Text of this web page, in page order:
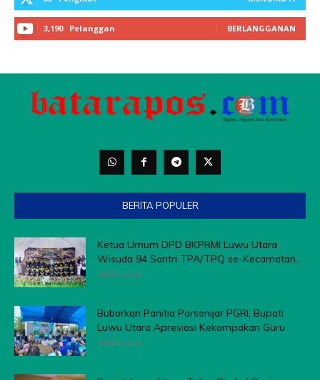
BERITA POPULER
Ketua Umum DPD BKPRMI Luwu Utara
Wisuda 94 Santri TPA/TPQ se-Kecamatan...
03/08/2026
Bubarkan Panitia Porsenijar PGRI, Bupati
Luwu Utara Apresiasi Kekompakan Guru
03/08/2026